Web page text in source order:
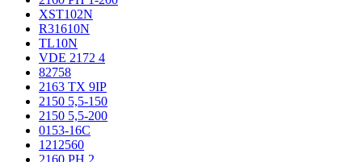
XST102N
R31610N
TL10N
VDE 2172 4
82758
2163 TX 9IP
2150 5,5-150
2150 5,5-200
0153-16C
1212560
2160 PH 2